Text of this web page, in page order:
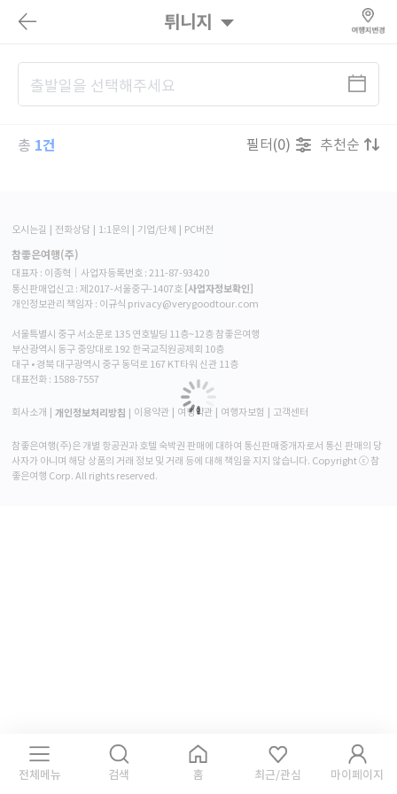
튀니지
총 1건 추천순
필터(0)
오시는길 전화상담 1:1문의 기업/단체 PC버전
참좋은여행(주)
대표자 : 이종혁│사업자등록번호 : 211-87-93420
통신판매업신고 : 제2017-서울중구-1407호 [사업자정보확인]
개인정보관리 책임자 : 이규식 privacy@verygoodtour.com
서울특별시 중구 서소문로 135 연호빌딩 11층~12층 참좋은여행
부산광역시 동구 중앙대로 192 한국교직원공제회 10층
대구 • 경북 대구광역시 중구 동덕로 167 KT타워 신관 11층
대표전화 : 1588-7557
회사소개 개인정보처리방침 이용약관 여행약관 여행자보험 고객센터
참좋은여행(주)은 개별 항공권과 호텔 숙박권 판매에 대하여 통신판매중개자로서 통신 판매의 당
사자가 아니며 해당 상품의 거래 정보 및 거래 등에 대해 책임을 지지 않습니다. Copyright ⓒ 참
좋은여행 Corp. All rights reserved.
전체메뉴 검색 홈 최근/관심 마이페이지